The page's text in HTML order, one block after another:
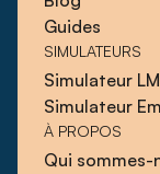
Guides
SIMULATEURS
Simulateur
Simulateur
À PROPOS
Qui sommes-